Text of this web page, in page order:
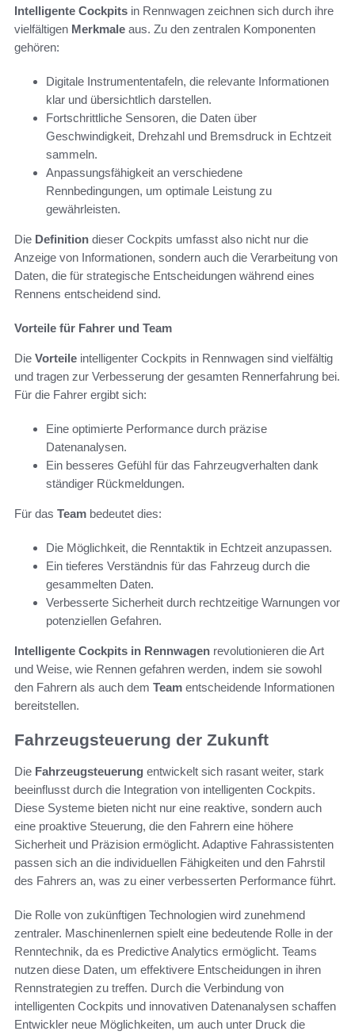
Intelligente Cockpits in Rennwagen zeichnen sich durch ihre
vielfältigen Merkmale aus. Zu den zentralen Komponenten
gehören:
Digitale Instrumententafeln, die relevante Informationen
klar und übersichtlich darstellen.
Fortschrittliche Sensoren, die Daten über
Geschwindigkeit, Drehzahl und Bremsdruck in Echtzeit
sammeln.
Anpassungsfähigkeit an verschiedene
Rennbedingungen, um optimale Leistung zu
gewährleisten.
Die Definition dieser Cockpits umfasst also nicht nur die
Anzeige von Informationen, sondern auch die Verarbeitung von
Daten, die für strategische Entscheidungen während eines
Rennens entscheidend sind.
Vorteile für Fahrer und Team
Die Vorteile intelligenter Cockpits in Rennwagen sind vielfältig
und tragen zur Verbesserung der gesamten Rennerfahrung bei.
Für die Fahrer ergibt sich:
Eine optimierte Performance durch präzise
Datenanalysen.
Ein besseres Gefühl für das Fahrzeugverhalten dank
ständiger Rückmeldungen.
Für das Team bedeutet dies:
Die Möglichkeit, die Renntaktik in Echtzeit anzupassen.
Ein tieferes Verständnis für das Fahrzeug durch die
gesammelten Daten.
Verbesserte Sicherheit durch rechtzeitige Warnungen vor
potenziellen Gefahren.
Intelligente Cockpits in Rennwagen revolutionieren die Art
und Weise, wie Rennen gefahren werden, indem sie sowohl
den Fahrern als auch dem Team entscheidende Informationen
bereitstellen.
Fahrzeugsteuerung der Zukunft
Die Fahrzeugsteuerung entwickelt sich rasant weiter, stark
beeinflusst durch die Integration von intelligenten Cockpits.
Diese Systeme bieten nicht nur eine reaktive, sondern auch
eine proaktive Steuerung, die den Fahrern eine höhere
Sicherheit und Präzision ermöglicht. Adaptive Fahrassistenten
passen sich an die individuellen Fähigkeiten und den Fahrstil
des Fahrers an, was zu einer verbesserten Performance führt.
Die Rolle von zukünftigen Technologien wird zunehmend
zentraler. Maschinenlernen spielt eine bedeutende Rolle in der
Renntechnik, da es Predictive Analytics ermöglicht. Teams
nutzen diese Daten, um effektivere Entscheidungen in ihren
Rennstrategien zu treffen. Durch die Verbindung von
intelligenten Cockpits und innovativen Datenanalysen schaffen
Entwickler neue Möglichkeiten, um auch unter Druck die